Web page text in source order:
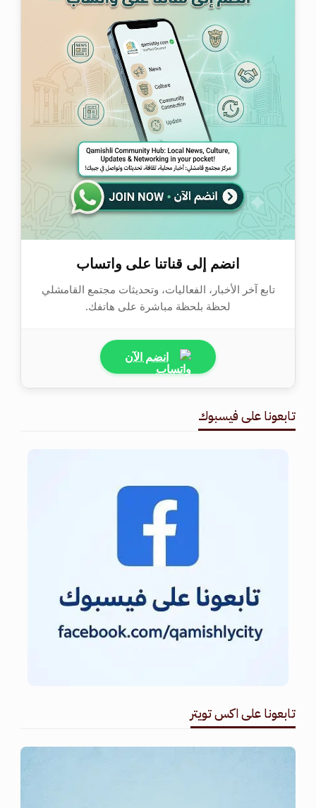
انضم إلى قناتنا على واتساب
تابع آخر الأخبار، الفعاليات، وتحديثات مجتمع القامشلي
لحظة بلحظة مباشرة على هاتفك.
انضم الآن
تابعونا على فيسبوك
تابعونا على اكس تويتر